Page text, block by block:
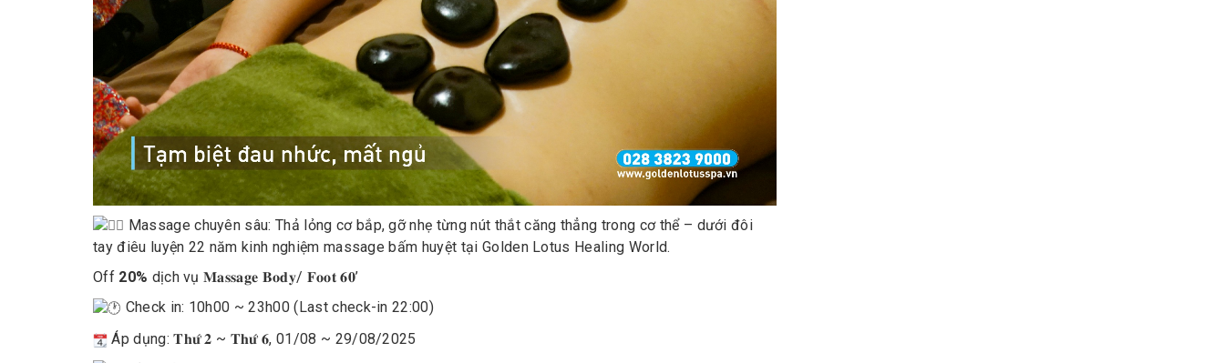
Massage chuyên sâu: Thả lỏng cơ bắp, gỡ nhẹ từng nút thắt căng thẳng trong cơ thể – dưới đôi
tay điêu luyện 22 năm kinh nghiệm massage bấm huyệt tại Golden Lotus Healing World.
Off 20% dịch vụ 𝐌𝐚𝐬𝐬𝐚𝐠𝐞 𝐁𝐨𝐝𝐲/ 𝐅𝐨𝐨𝐭 𝟔𝟎’
Check in: 10h00 ~ 23h00 (Last check-in 22:00)
Áp dụng: 𝐓𝐡𝐮̛́ 𝟐 ~ 𝐓𝐡𝐮̛́ 𝟔, 01/08 ~ 29/08/2025